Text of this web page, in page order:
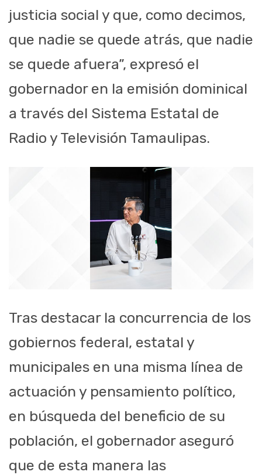
justicia social y que, como decimos,
que nadie se quede atrás, que nadie
se quede afuera”, expresó el
gobernador en la emisión dominical
a través del Sistema Estatal de
Radio y Televisión Tamaulipas.
Tras destacar la concurrencia de los
gobiernos federal, estatal y
municipales en una misma línea de
actuación y pensamiento político,
en búsqueda del beneficio de su
población, el gobernador aseguró
que de esta manera las